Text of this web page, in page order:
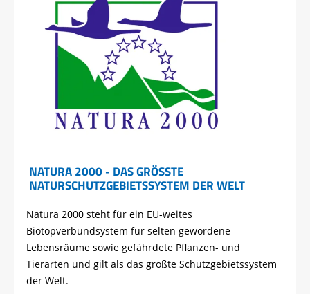
NATURA 2000 - DAS GRÖSSTE N
ATURSCHUTZGEBIETSSYSTEM DER WELT
Natura 2000 steht für ein EU-weites
Biotopverbundsystem für selten gewordene
Lebensräume sowie gefährdete Pflanzen- und
Tierarten und gilt als das größte Schutzgebietssystem
der Welt.